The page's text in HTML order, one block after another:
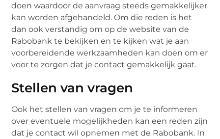
doen waardoor de aanvraag steeds gemakkelijker
kan worden afgehandeld. Om die reden is het
dan ook verstandig om op de website van de
Rabobank te bekijken en te kijken wat je aan
voorbereidende werkzaamheden kan doen om er
voor te zorgen dat je contact gemakkelijk gaat.
Stellen van vragen
Ook het stellen van vragen om je te informeren
over eventuele mogelijkheden kan een reden zijn
dat je contact wil opnemen met de Rabobank. In